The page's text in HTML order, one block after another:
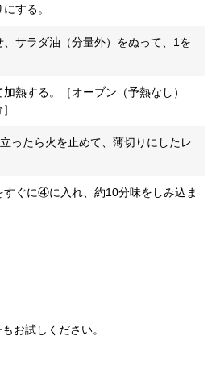
する。
サラダ油（分量外）をぬって、1を
熱する。［オーブン（予熱なし）
ったら火を止めて、薄切りにしたレ
ぐに④に入れ、約10分味をしみ込ま
お試しください。